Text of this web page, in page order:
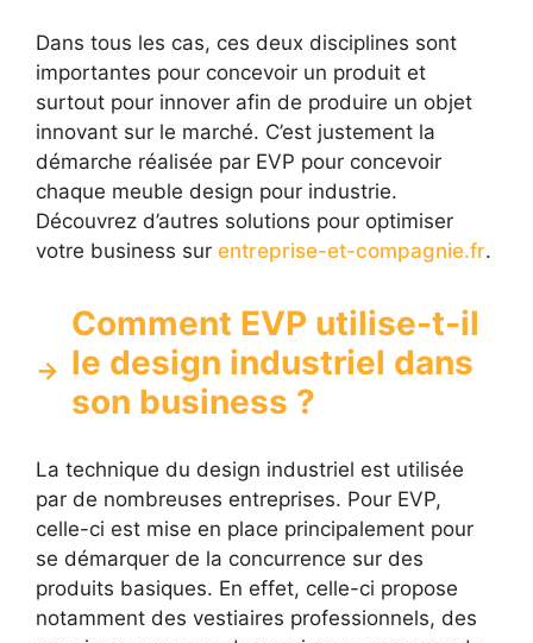
Dans tous les cas, ces deux disciplines sont
importantes pour concevoir un produit et
surtout pour innover afin de produire un objet
innovant sur le marché. C’est justement la
démarche réalisée par EVP pour concevoir
chaque meuble design pour industrie.
Découvrez d’autres solutions pour optimiser
votre business sur entreprise-et-compagnie.fr.
Comment EVP utilise-t-il
le design industriel dans
son business ?
La technique du design industriel est utilisée
par de nombreuses entreprises. Pour EVP,
celle-ci est mise en place principalement pour
se démarquer de la concurrence sur des
produits basiques. En effet, celle-ci propose
notamment des vestiaires professionnels, des